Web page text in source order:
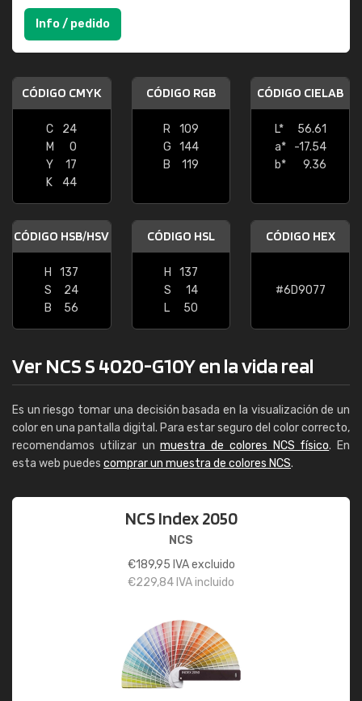
Info / pedido
CÓDIGO CMYK
C
24
M
0
Y
17
K
44
CÓDIGO RGB
R
109
G
144
B
119
CÓDIGO CIELAB
L*
56.61
a*
-17.54
b*
9.36
CÓDIGO HSB/HSV
H
137
S
24
B
56
CÓDIGO HSL
H
137
S
14
L
50
CÓDIGO HEX
#6D9077
Ver NCS S 4020-G10Y en la vida real
Es un riesgo tomar una decisión basada en la visualización de un
color en una pantalla digital. Para estar seguro del color correcto,
recomendamos utilizar unmuestra de colores NCS físico. En
esta web puedes comprar un muestra de colores NCS.
NCS Index 2050
NCS
€189,95 IVA excluido
€229,84 IVA incluido